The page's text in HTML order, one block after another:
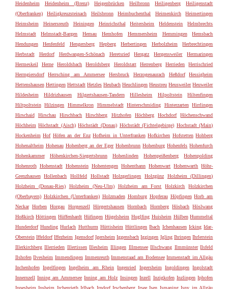
Heidenheim
Heidenheim (Brenz) Heigenbrücken Heilbronn Heiligenberg
Heiligenstadt
(Oberfranken)
Heiligkreuzsteinach Heilsbronn Heimbuchenthal Heimenkirch
Heimertingen
Heimsheim
Heinersreuth Heiningen Heinrichsthal Heitersheim Heldenstein
Helmbrechts
Helmstadt
Helmstadt-Bargen Hemau Hemhofen Hemmersheim Hemmingen
Hemsbach
Hendungen
Henfenfeld Hengersberg Hepberg Herbertingen Herbolzheim
Herbrechtingen
Herbstadt
Herdorf Herdwangen-Schönach Heretsried Hergatz Hergensweiler
Hermaringen
Hermeskeil
Herne Heroldsbach Heroldsberg Heroldstatt Herrenberg Herrieden
Herrischried
Herrngiersdorf
Herrsching am Ammersee Hersbruck Herzogenaurach Heßdorf
Hessigheim
Hettenshausen Hettingen Hettstadt Hetzles Heubach Heuchlingen Heustreu Heusweiler Heuweiler
Hildesheim
Hildrizhausen Hilgertshausen-Tandern Hillesheim Hilpoltstein
Hiltenfingen
Hiltpoltstein
Hilzingen Himmelkron Himmelstadt Hinterschmiding Hinterzarten
Hirrlingen
Hirschaid
Hirschau Hirschbach Hirschberg Hitzhofen Höchberg Hochdorf
Höchenschwand
Höchheim Höchstadt (Aisch) Höchstädt (Donau) Höchstädt (Fichtelgebirge) Hochstadt (Main)
Hockenheim Hof Höfen an der Enz Hofheim in Unterfranken Hofkirchen Hofstetten Hohberg
Hohenaltheim Hohenau Hohenberg an der Eger Hohenbrunn Hohenburg Hohenfels Hohenfurch
Hohenkammer
Höhenkirchen-Siegertsbrunn Hohenlinden Hohenpeißenberg
Hohenpolding
Hohenroth Hohenstadt Hohenstein Hohentengen Hohenthann Hohenwart Hohenwarth Höhr-
Grenzhausen
Hollenbach Hollfeld Hollstadt Holzgerlingen Holzgünz
Holzheim (Dillingen)
Holzheim (Donau-Ries)
Holzheim (Neu-Ulm) Holzheim am Forst Holzkirch
Holzkirchen
(Oberbayern) Holzkirchen (Unterfranken) Holzmaden Homburg Hopferau Höpfingen Horb am
Neckar Horben Horgau Horgenzell Hörgertshausen Hornbach Hornberg Hösbach Höslwang
Hoßkirch Höttingen Hüffenhardt Hüfingen Hügelsheim Huglfing Huisheim Hülben Hummeltal
Hunderdorf Hunding Hurlach Hutthurm Hüttisheim Hüttlingen Ibach Ichenhausen Icking Idar-
Oberstein Iffeldorf Iffezheim Igensdorf Igersheim Iggensbach Iggingen Igling Ihringen Ihrlerstein
Illerkirchberg Illerrieden Illertissen Illesheim Illingen Illmensee Illschwang Ilmmünster Ilsfeld
Ilshofen Ilvesheim Immendingen Immenreuth Immenstaad am Bodensee Immenstadt im Allgäu
Inchenhofen Ingelfingen Ingelheim am Rhein Ingenried Ingersheim Ingoldingen Ingolstadt
Innernzell Inning am Ammersee Inning am Holz Insingen Inzell Inzigkofen Inzlingen Iphofen
Ippesheim Ipsheim Irchenrieth Irlbach Irndorf Irschenberg Irsee Isen Ismaning Isny im Allgäu